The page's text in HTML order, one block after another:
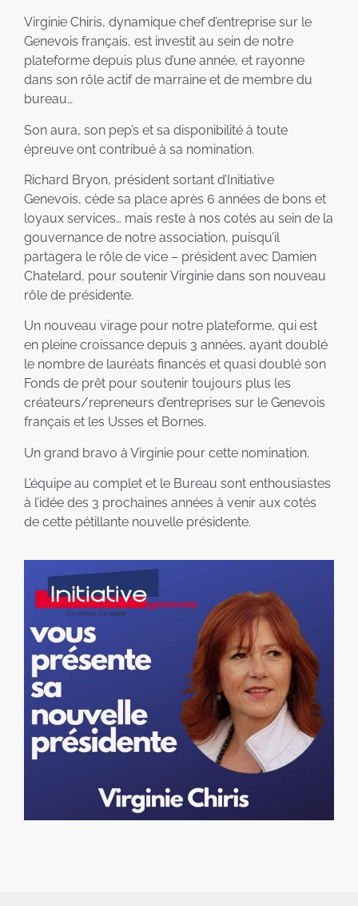
Virginie Chiris, dynamique chef d’entreprise sur le
Genevois français, est investit au sein de notre
plateforme depuis plus d’une année, et rayonne
dans son rôle actif de marraine et de membre du
bureau…
Son aura, son pep’s et sa disponibilité à toute
épreuve ont contribué à sa nomination.
Richard Bryon, président sortant d’Initiative
Genevois, cède sa place après 6 années de bons et
loyaux services… mais reste à nos cotés au sein de la
gouvernance de notre association, puisqu’il
partagera le rôle de vice – président avec Damien
Chatelard, pour soutenir Virginie dans son nouveau
rôle de présidente.
Un nouveau virage pour notre plateforme, qui est
en pleine croissance depuis 3 années, ayant doublé
le nombre de lauréats financés et quasi doublé son
Fonds de prêt pour soutenir toujours plus les
créateurs/repreneurs d’entreprises sur le Genevois
français et les Usses et Bornes.
Un grand bravo à Virginie pour cette nomination.
L’équipe au complet et le Bureau sont enthousiastes
à l’idée des 3 prochaines années à venir aux cotés
de cette pétillante nouvelle présidente.